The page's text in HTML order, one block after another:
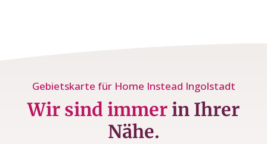
Gebietskarte für Home Instead Ingolstadt
Wir sind immer in Ihrer
Nähe.